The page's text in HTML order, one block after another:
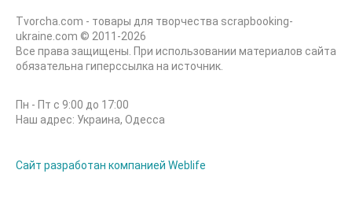
Tvorcha.com - товары для творчества scrapbooking-
ukraine.com © 2011-2026
Все права защищены. При использовании материалов сайта
обязательна гиперссылка на источник.
Пн - Пт с 9:00 до 17:00
Наш адрес: Украина, Одесса
Сайт разработан компанией Weblife